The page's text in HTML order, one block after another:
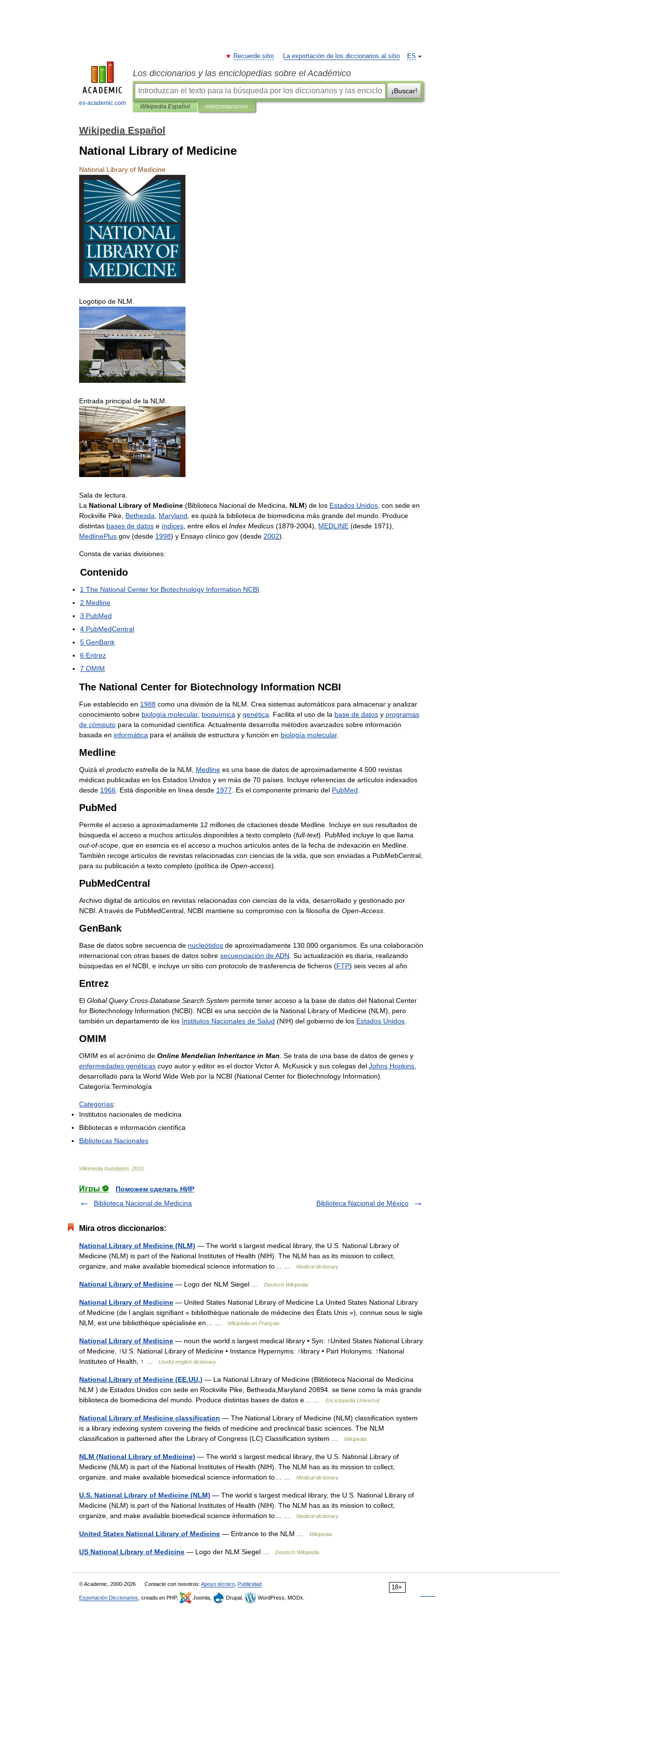
es-academic.com
ES
Recuerde sitio La exportación de los diccionarios al sitio
Los diccionarios y las enciclopedias sobre el Académico
¡Buscar!
Wikipedia Español interpretaciones
Wikipedia Español
National Library of Medicine
National Library of Medicine
Logotipo de NLM.
Entrada principal de la NLM
Sala de lectura
La National Library of Medicine (Biblioteca Nacional de Medicina NLM) de los Estados Unidos con sede en
Rockville Pike Bethesda Maryland es quizá la biblioteca de biomedicina más grande del mundo Produce
distintas bases de datos e índices entre ellos el Index Medicus (1879-2004), MEDLINE (desde 1971),
MedlinePlus gov (desde 1998) y Ensayo clínico gov (desde 2002).
Consta de varias divisiones:
Contenido
1 The National Center for Biotechnology Information NCBI
2 Medline
3 PubMed
4 PubMedCentral
5 GenBank
6 Entrez
7 OMIM
The National Center for Biotechnology Information NCBI
Fue establecido en 1988 como una división de la NLM Crea sistemas automáticos para almacenar y analizar
conocimiento sobre biología molecular, bioquímica y genética Facilita el uso de la base de datos y programas
de cómputo para la comunidad científica Actualmente desarrolla métodos avanzados sobre información
basada en informática para el análisis de estructura y función en biología molecular.
Medline
Quizá el producto estrella de la NLM Medline es una base de datos de aproximadamente 4 500 revistas
médicas publicadas en los Estados Unidos y en más de 70 países Incluye referencias de artículos indexados
desde 1966 Está disponible en línea desde 1977 Es el componente primario del PubMed
PubMed
Permite el acceso a aproximadamente 12 millones de citaciones desde Medline Incluye en sus resultados de
búsqueda el acceso a muchos artículos disponibles a texto completo (full-text). PubMed incluye lo que llama
out-of-scope que en esencia es el acceso a muchos artículos antes de la fecha de indexación en Medline
También recoge artículos de revistas relacionadas con ciencias de la vida que son enviadas a PubMebCentral
para su publicación a texto completo (política de Open-access).
PubMedCentral
Archivo digital de artículos en revistas relacionadas con ciencias de la vida desarrollado y gestionado por
NCBI A través de PubMedCentral NCBI mantiene su compromiso con la filosofía de Open-Access
GenBank
Base de datos sobre secuencia de nucleótidos de aproximadamente 130 000 organismos Es una colaboración
internacional con otras bases de datos sobre secuenciación deADN Su actualización es diaria
realizando
búsquedas en el NCBI e incluye un sitio con protocolo de trasferencia de ficheros (FTP) seis veces al año
Entrez
El Global Query Cross-Database Search System permite tener acceso a la base de datos del National Center
for Biotechnology Information (NCBI). NCBI es una sección de la National Library of Medicine (NLM), pero
también un departamento de los Institutos Nacionales de Salud (NIH) del gobierno de los Estados Unidos
OMIM
OMIM es el acrónimo de Online Mendelian Inheritance in Man Se trata de una base de datos de genes y
enfermedades genéticas cuyo autor y editor es el doctor VictorA McKusick y sus colegas del Johns Hopkins
desarrollado para la World Wide Web por la NCBI (National Center for Biotechnology Information).
Categoría:Terminología
Categorías:
Institutos nacionales de medicina
Bibliotecas e información científica
Bibliotecas Nacionales
Wikimedia foundation 2010
Игры ⚽
Поможем сделать НИР
Biblioteca Nacional de Medicina
Biblioteca Nacional de México
Mira otros diccionarios:
National Library of Medicine (NLM) — The world s largest medical library, the U.S. National Library of
Medicine (NLM) is part of the National Institutes of Health (NIH). The NLM has as its mission to collect,
organize, and make available biomedical science information to… …
Medical dictionary
National Library of Medicine — Logo der NLM Siegel … Deutsch Wikipedia
National Library of Medicine — United States National Library of Medicine La United States National Library
of Medicine (de l anglais signifiant « bibliothèque nationale de médecine des États Unis »), connue sous le sigle
NLM, est une bibliothèque spécialisée en… …
Wikipédia en Français
National Library of Medicine — noun the world s largest medical library • Syn: ↑United States National Library
of Medicine, ↑U.S. National Library of Medicine • Instance Hypernyms: ↑library • Part Holonyms: ↑National
Institutes of Health, ↑ …
Useful english dictionary
National Library of Medicine (EE.UU.) — La National Library of Medicine (Bliblioteca Nacional de Medicina
NLM ) de Estados Unidos con sede en Rockville Pike, Bethesda,Maryland 20894. se tiene como la más grande
biblioteca de biomedicina del mundo. Produce distintas bases de datos e… …
Enciclopedia Universal
National Library of Medicine classification — The National Library of Medicine (NLM) classification system
is a library indexing system covering the fields of medicine and preclinical basic sciences. The NLM
classification is patterned after the Library of Congress (LC) Classification system …
Wikipedia
NLM (National Library of Medicine) — The world s largest medical library, the U.S. National Library of
Medicine (NLM) is part of the National Institutes of Health (NIH). The NLM has as its mission to collect,
organize, and make available biomedical science information to… …
Medical dictionary
U.S. National Library of Medicine (NLM) — The world s largest medical library, the U.S. National Library of
Medicine (NLM) is part of the National Institutes of Health (NIH). The NLM has as its mission to collect,
organize, and make available biomedical science information to… …
Medical dictionary
United States National Library of Medicine — Entrance to the NLM … Wikipedia
US National Library of Medicine — Logo der NLM Siegel … Deutsch Wikipedia
18+
© Academic, 2000-2026 Contacte con nosotros: Apoyo técnico Publicidad
Exportación Diccionarios , creado en PHP, Joomla, Drupal, WordPress, MODx.